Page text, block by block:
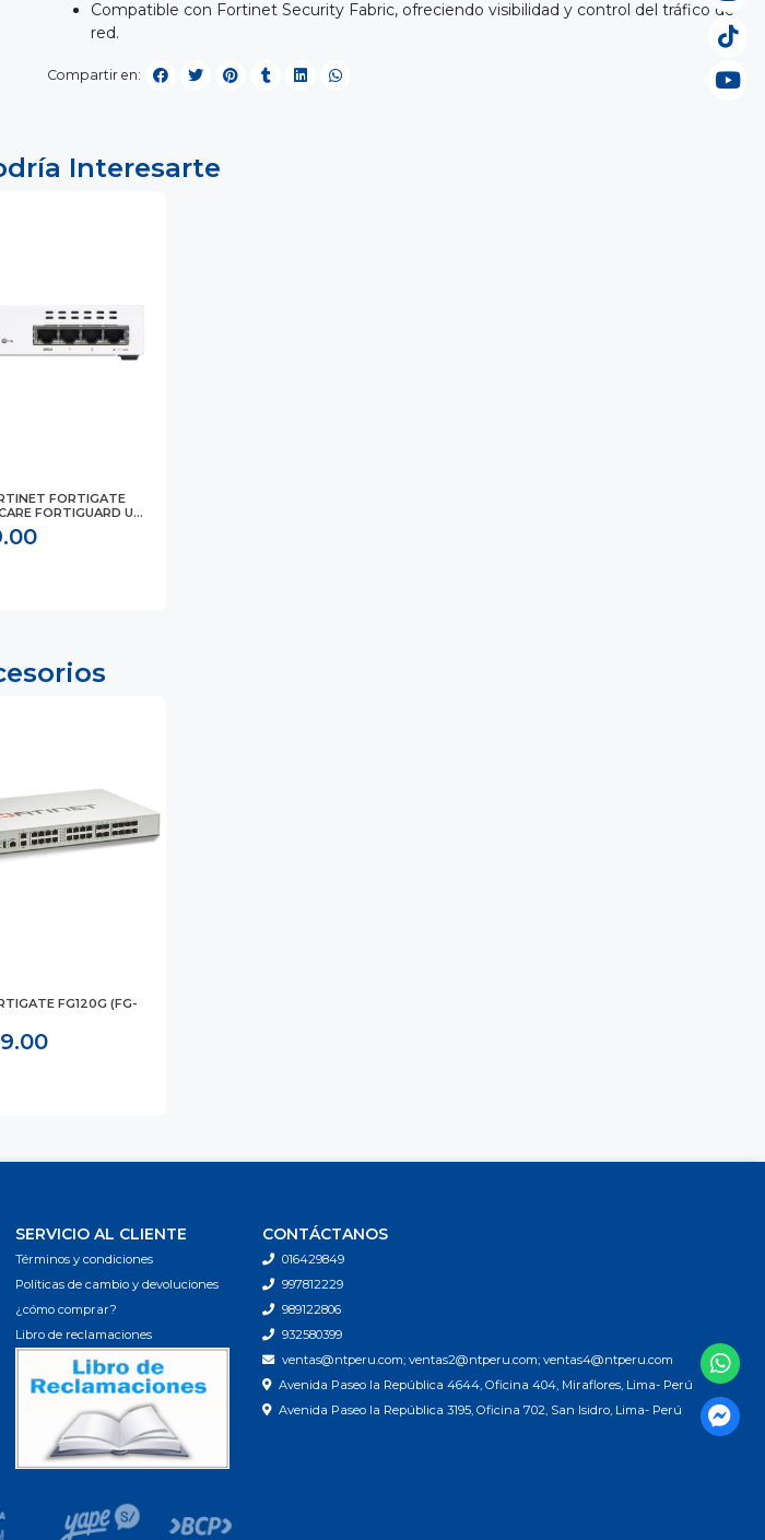
Compatible con Fortinet Security Fabric, ofreciendo visibilidad y control del tráfico de
red.
Compartir en:
Interesarte
FORTIGATE
FORTIGUARD U...
FG120G (FG-
SERVICIO AL CLIENTE
Términos y condiciones
Políticas de cambio y devoluciones
¿cómo comprar?
Libro de reclamaciones
CONTÁCTANOS
016429849
997812229
989122806
932580399
ventas@ntperu.com; ventas2@ntperu.com; ventas4@ntperu.com
Avenida Paseo la República 4644, Oficina 404, Miraflores, Lima- Perú
Avenida Paseo la República 3195, Oficina 702, San Isidro, Lima- Perú